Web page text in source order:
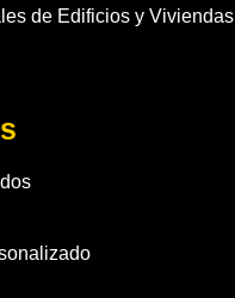
de Edificios y Viviendas